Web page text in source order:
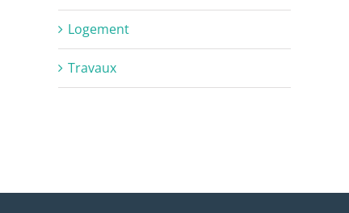
Logement
Travaux